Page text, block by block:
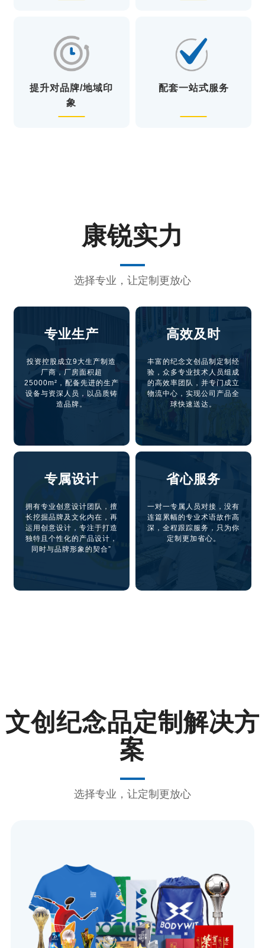
提升对品牌/地域印
象
配套一站式服务
康锐实力
选择专业，让定制更放心
专业生产
投资控股成立9大生产制造
厂商，厂房面积超
25000m²，配备先进的生产
设备与资深人员，以品质铸
造品牌。
高效及时
丰富的纪念文创品制定制经
验，众多专业技术人员组成
的高效率团队，并专门成立
物流中心，实现公司产品全
球快速送达。
专属设计
拥有专业创意设计团队，擅
长挖掘品牌及文化内在，再
运用创意设计，专注于打造
独特且个性化的产品设计，
同时与品牌形象的契合”
省心服务
一对一专属人员对接，没有
连篇累幅的专业术语故作高
深，全程跟踪服务，只为你
定制更加省心。
文创纪念品定制解决方
案
选择专业，让定制更放心